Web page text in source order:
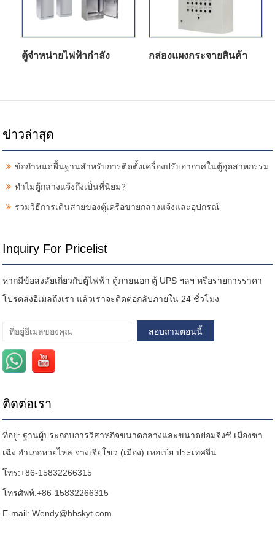
ตู้จำหน่ายไฟฟ้ากำลัง กล่องแผงกระจายสินค้า
ข่าวล่าสุด
ข้อกำหนดพื้นฐานสำหรับการติดตั้งเครื่องปรับอากาศในตู้อุตสาหกรรม
ทำไมตู้กลางแจ้งถึงเป็นที่นิยม?
รวมวิธีการเดินสายของตู้เครือข่ายกลางแจ้งและอุปกรณ์
Inquiry For Pricelist
หากมีข้อสงสัยเกี่ยวกับตู้ไฟฟ้า ตู้ภายนอก ตู้ UPS ฯลฯ หรือรายการราคา
โปรดส่งอีเมลถึงเรา แล้วเราจะติดต่อกลับภายใน 24 ชั่วโมง
ติดต่อเรา
ที่อยู่: ฐานผู้ประกอบการวิสาหกิจขนาดกลางและขนาดย่อมจิงซี เมืองซา
เฉิง อำเภอหวยไหล จางเจียโข่ว (เมือง) เหอเป่ย ประเทศจีน
โทร:+86-15832266315
โทรศัพท์:+86-15832266315
E-mail:Wendy@hbskyt.com